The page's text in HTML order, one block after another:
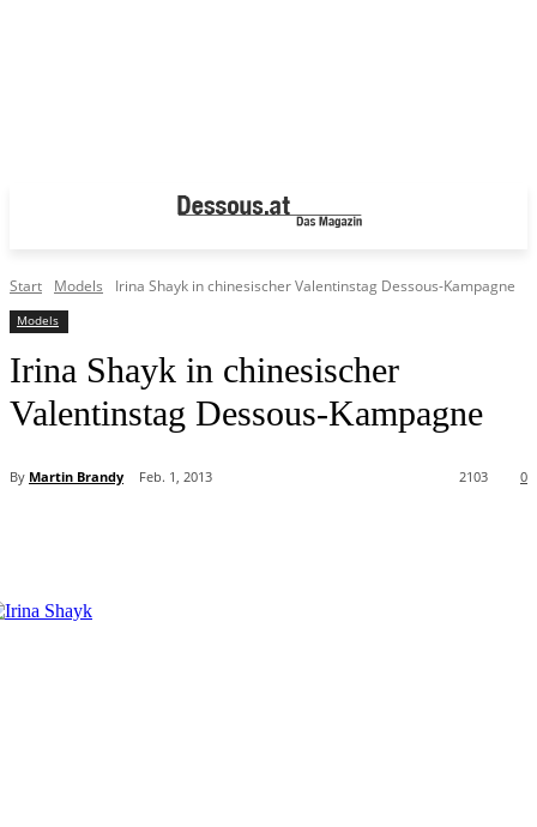
Start Models Irina Shayk in chinesischer Valentinstag Dessous-Kampagne
Models
Irina Shayk in chinesischer
Valentinstag Dessous-Kampagne
By Martin Brandy Feb. 1, 2013 0
2103